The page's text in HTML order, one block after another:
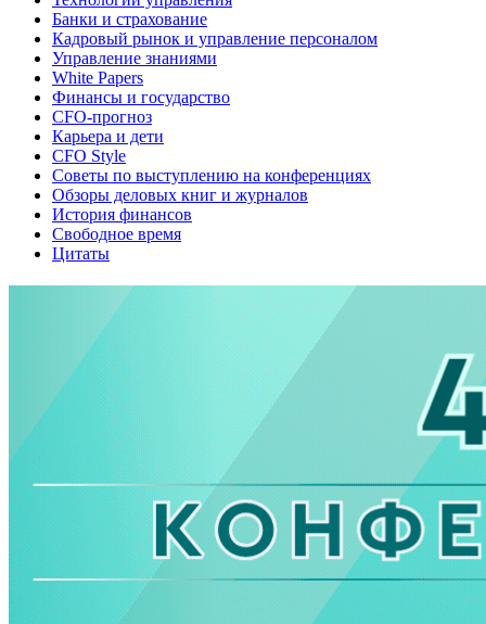
Банки и страхование
Кадровый рынок и управление персоналом
Управление знаниями
White Papers
Финансы и государство
CFO-прогноз
Карьера и дети
CFO Style
Советы по выступлению на конференциях
Обзоры деловых книг и журналов
История финансов
Свободное время
Цитаты